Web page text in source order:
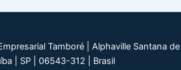
Tamboré | Alphaville Santana de
| SP | 06543-312 | Brasil